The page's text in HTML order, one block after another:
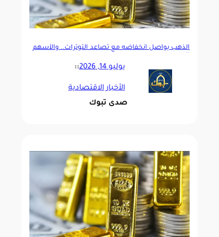
الذهب يواصل انخفاضه مع تصاعد التوترات.. والأسهم
يوليو 14, 2026 ::
الأخبار الاقتصادية
صدى تبوك